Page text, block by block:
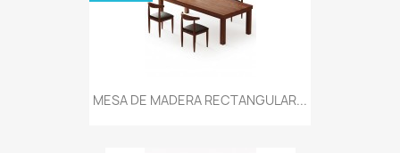
MESA DE MADERA RECTANGULAR...